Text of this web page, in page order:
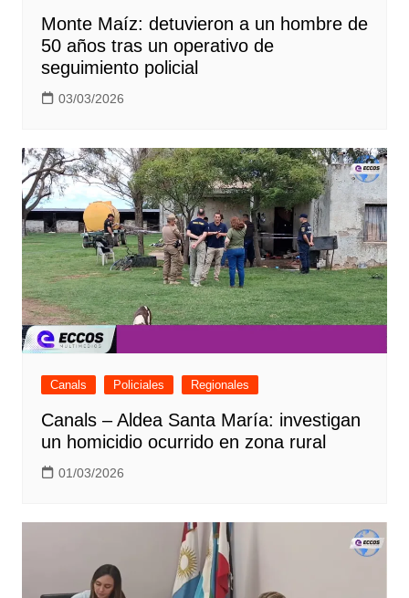
Monte Maíz: detuvieron a un hombre de
50 años tras un operativo de
seguimiento policial
03/03/2026
Canals Policiales Regionales
Canals – Aldea Santa María: investigan
un homicidio ocurrido en zona rural
01/03/2026